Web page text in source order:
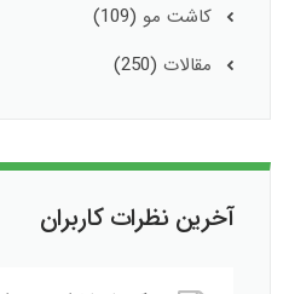
کاشت مو (109)
مقالات (250)
آخرین نظرات کاربران